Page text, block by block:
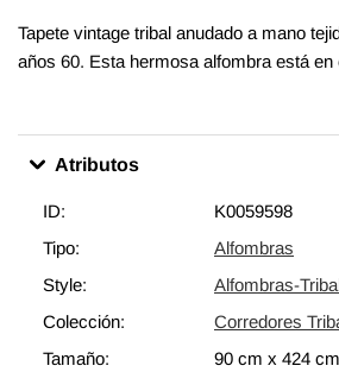
Tapete vintage tribal anudado a mano
años 60. Esta hermosa alfombra está en
condiciones y es perfecta tanto para
Atributos
ID:
K0059598
Tipo:
Alfombras
Style:
Alfombras-
Colección:
Corredores
Tamaño:
90 cm x 424 cm